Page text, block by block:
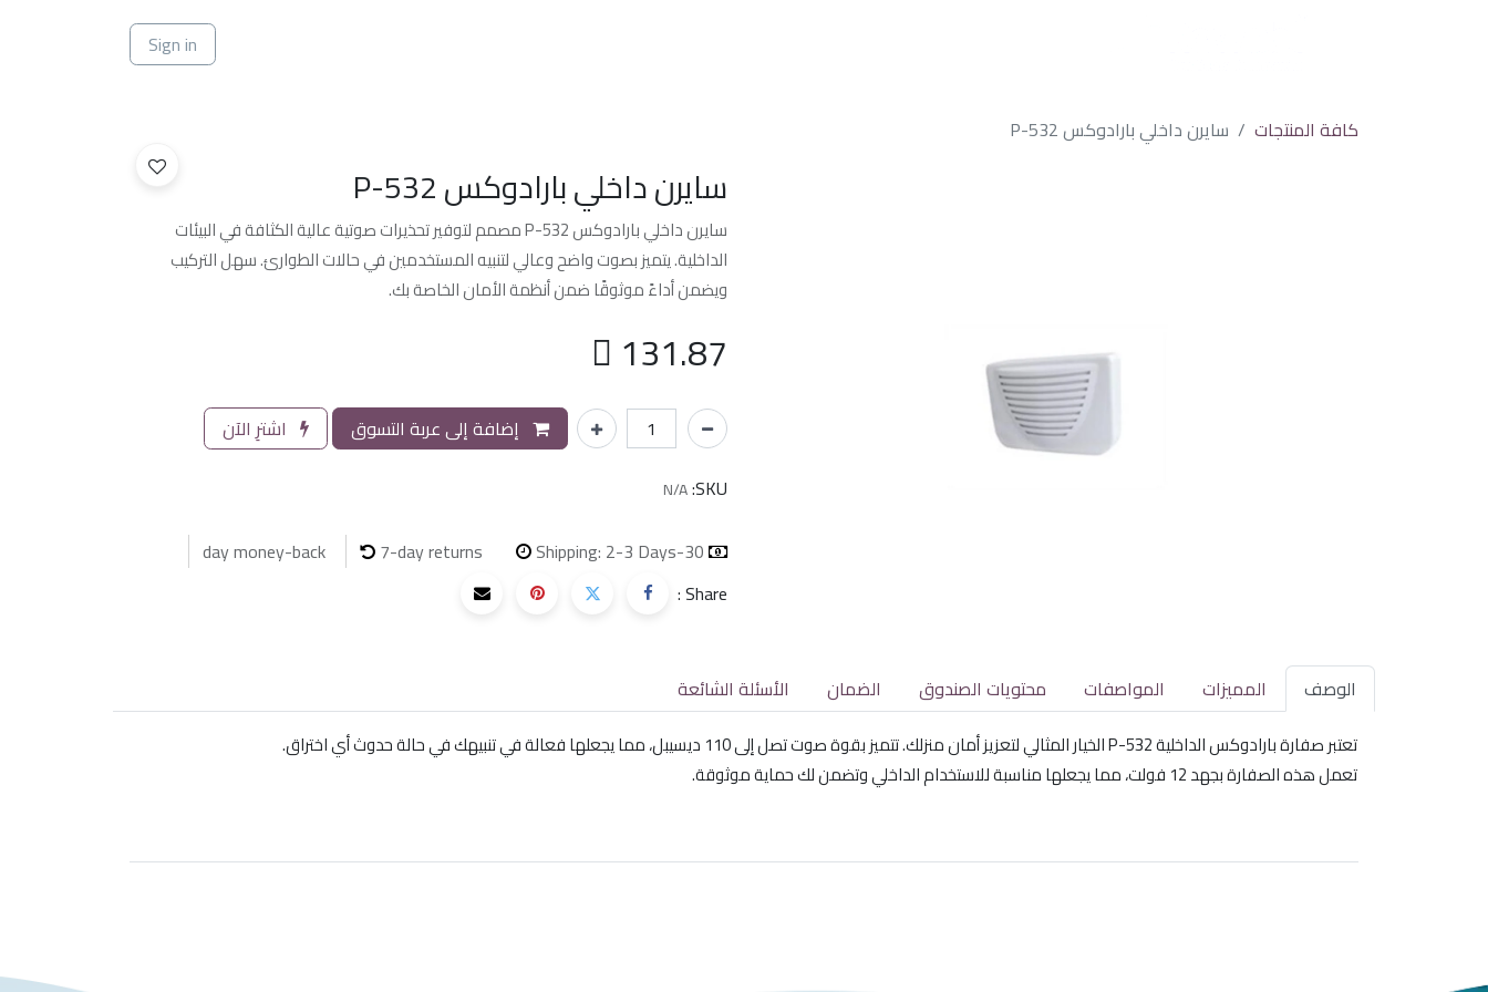
Sign in
كافة المنتجات سايرن داخلي بارادوكس P-532
سايرن داخلي بارادوكس P-532
سايرن داخلي بارادوكس P-532 مصمم لتوفير تحذيرات صوتية عالية الكثافة في البيئات
الداخلية. يتميز بصوت واضح وعالي لتنبيه المستخدمين في حالات الطوارئ. سهل التركيب
ويضمن أداءً موثوقًا ضمن أنظمة الأمان الخاصة بك.
 131.87
إضافة إلى عربة التسوق
اشترِ الآن
SKU:
N/A
30-day money-back
7-day returns
Shipping: 2-3 Days
Share :
الوصف المميزات المواصفات محتويات الصندوق الضمان الأسئلة الشائعة
تعتبر صفارة بارادوكس الداخلية P-532 الخيار المثالي لتعزيز أمان منزلك. تتميز بقوة صوت تصل إلى 110 ديسيبل، مما يجعلها فعالة في تنبيهك في حالة حدوث أي اختراق.
تعمل هذه الصفارة بجهد 12 فولت، مما يجعلها مناسبة للاستخدام الداخلي وتضمن لك حماية موثوقة.